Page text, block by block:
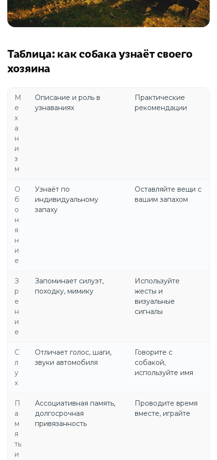
Таблица: как собака узнаёт своего
хозяина
М
е
х
а
н
и
з
м
Описание и роль в
узнаваниях
Практические
рекомендации
О
б
о
н
я
н
и
е
Узнаёт по
индивидуальному
запаху
Оставляйте вещи с
вашим запахом
З
р
е
н
и
е
Запоминает силуэт,
походку, мимику
Используйте
жесты и
визуальные
сигналы
С
л
у
х
Отличает голос, шаги,
звуки автомобиля
Говорите с
собакой,
используйте имя
П
а
м
я
ть
и
Ассоциативная память,
долгосрочная
привязанность
Проводите время
вместе, играйте